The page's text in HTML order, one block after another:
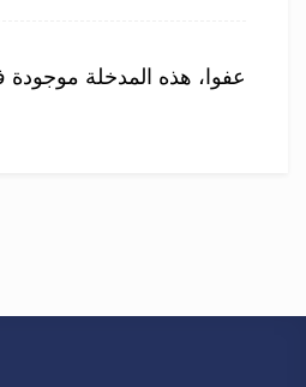
عفوا، هذه المدخلة